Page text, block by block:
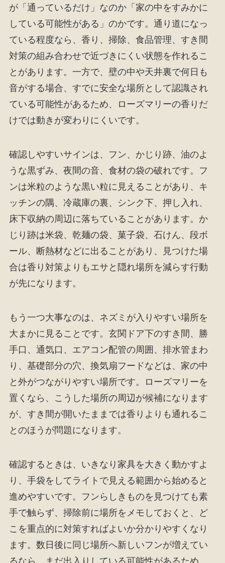
が「通っているだけ」なのか「家の中をすみかに
している可能性がある」のかです。通り道になっ
ている程度なら、香り、掃除、食品管理、すき間
対策の組み合わせで近づきにくい状態を作れるこ
とがあります。一方で、壁の中や天井裏で何日も
音がする場合、すでに安全な場所として認識され
ている可能性があるため、ローズマリーの香りだ
けでは動きが変わりにくいです。
確認しやすいサインは、フン、かじり跡、油のよ
うな黒ずみ、夜間の音、食材の袋の破れです。フ
ンは米粒のような黒い粒に見えることがあり、キ
ッチンの隅、冷蔵庫の裏、シンク下、押し入れ、
床下収納の周辺に落ちていることがあります。か
じり跡は米袋、乾麺の袋、菓子袋、石けん、段ボ
ール、断熱材などに出ることがあり、見つけた場
合は香り対策よりもエサと隠れ場所を減らす行動
が先になります。
もう一つ大事なのは、ネズミが入りやすい場所を
大まかに見ることです。玄関ドア下のすき間、勝
手口、通気口、エアコン配管の周囲、排水管まわ
り、基礎部分の穴、換気扇フードなどは、家の中
と外がつながりやすい場所です。ローズマリーを
置くなら、こうした場所の周辺が候補になります
が、すき間が開いたままでは香りよりも通れるこ
とのほうが問題になります。
確認するときは、いきなり家具を大きく動かすよ
り、手袋をしてライトで見える範囲から始めると
進めやすいです。フンらしきものを見つけても素
手で触らず、掃除前に場所をメモしておくと、ど
こを重点的に対策すればよいか分かりやすくなり
ます。数日後に同じ場所へ新しいフンが増えてい
るなら、まだ出入りしている可能性があるため、